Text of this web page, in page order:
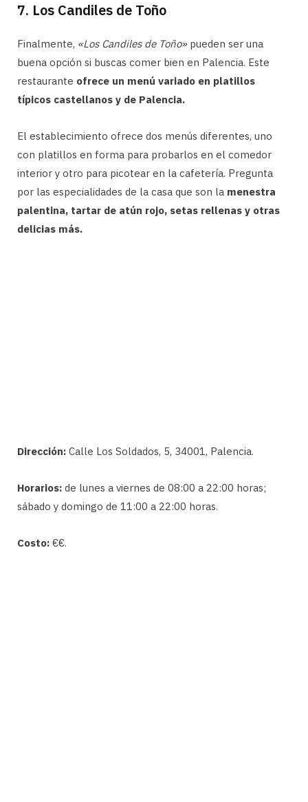
7. Los Candiles de Toño
Finalmente, «Los Candiles de Toño»pueden ser una
buena opción si buscas comer bien en Palencia. Este
restaurante ofrece un menú variado en platillos
típicos castellanos y de Palencia.
El establecimiento ofrece dos menús diferentes, uno
con platillos en forma para probarlos en el comedor
interior y otro para picotear en la cafetería. Pregunta
por las especialidades de la casa que son la menestra
palentina, tartar de atún rojo, setas rellenas y otras
delicias más.
Dirección: Calle Los Soldados, 5, 34001, Palencia.
Horarios: de lunes a viernes de 08:00 a 22:00 horas;
sábado y domingo de 11:00 a 22:00 horas.
Costo: €€.